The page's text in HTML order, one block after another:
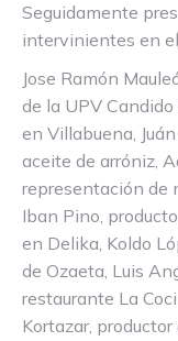
Seguidamente
intervinientes en
Jose Ramón
de la UPV
en Villabuena,
aceite de arróniz,
representación de
Iban Pino,
en Delika, Koldo
de Ozaeta, Luis
restaurante La
Kortazar,